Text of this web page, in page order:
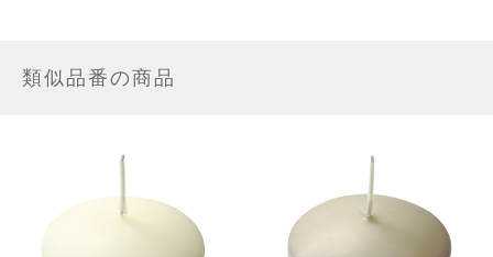
類似品番の商品